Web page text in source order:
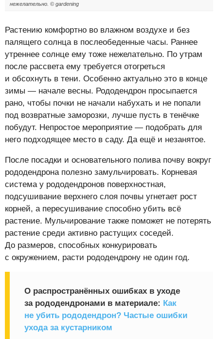
нежелательно. © gardening
Растению комфортно во влажном воздухе и без
палящего солнца в послеобеденные часы. Раннее
утреннее солнце ему тоже нежелательно. По утрам
после рассвета ему требуется отогреться
и обсохнуть в тени. Особенно актуально это в конце
зимы — начале весны. Рододендрон просыпается
рано, чтобы почки не начали набухать и не попали
под возвратные заморозки, лучше пусть в тенёчке
побудут. Непростое мероприятие — подобрать для
него подходящее место в саду. Да ещё и незанятое.
После посадки и основательного полива почву вокруг
рододендрона полезно замульчировать. Корневая
система у рододендронов поверхностная,
подсушивание верхнего слоя почвы угнетает рост
корней, а пересушивание способно убить всё
растение. Мульчирование также поможет не потерять
растение среди активно растущих соседей.
До размеров, способных конкурировать
с окружением, расти рододендрону не один год.
О распространённых ошибках в уходе
за рододендронами в материале: Как
не убить рододендрон? Частые ошибки
ухода за кустарником